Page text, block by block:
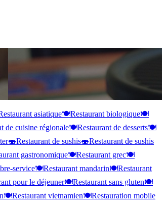
asiatique🍽️Restaurant biologique🍽️
de cuisine régionale🍽️Restaurant de desserts🍽️
🍣Restaurant de sushis🍣Restaurant de sushis
gastronomique🍽️Restaurant grec🍽️
service🍽️Restaurant mandarin🍽️Restaurant
pour le déjeuner🍽️Restaurant sans gluten🍽️
🍽️Restaurant vietnamien🍽️Restauration mobile